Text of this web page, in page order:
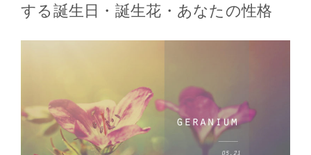
する誕生日・誕生花・あなたの性格